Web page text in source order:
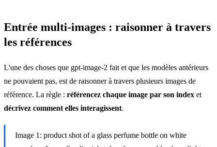
Entrée multi-images : raisonner à travers
les références
L'une des choses que gpt-image-2 fait et que les modèles antérieurs
ne pouvaient pas, est de raisonner à travers plusieurs images de
référence. La règle : référencez chaque image par son index et
décrivez comment elles interagissent.
Image 1: product shot of a glass perfume bottle on white